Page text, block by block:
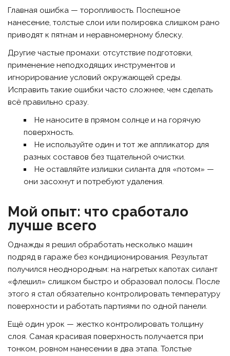
Главная ошибка — торопливость. Поспешное
нанесение, толстые слои или полировка слишком рано
приводят к пятнам и неравномерному блеску.
Другие частые промахи: отсутствие подготовки,
применение неподходящих инструментов и
игнорирование условий окружающей среды.
Исправить такие ошибки часто сложнее, чем сделать
всё правильно сразу.
Не наносите в прямом солнце и на горячую
поверхность.
Не используйте один и тот же аппликатор для
разных составов без тщательной очистки.
Не оставляйте излишки силанта для «потом» —
они засохнут и потребуют удаления.
Мой опыт: что сработало
лучше всего
Однажды я решил обработать несколько машин
подряд в гараже без кондиционирования. Результат
получился неоднородным: на нагретых капотах силант
«флешил» слишком быстро и образовал полосы. После
этого я стал обязательно контролировать температуру
поверхности и работать партиями по одной панели.
Ещё один урок — жестко контролировать толщину
слоя. Самая красивая поверхность получается при
тонком, ровном нанесении в два этапа. Толстые